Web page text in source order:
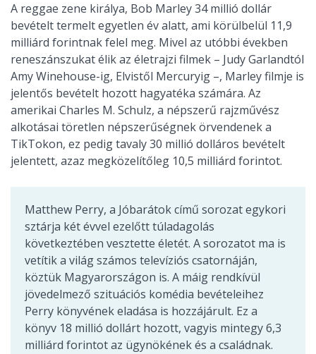
A reggae zene királya, Bob Marley 34 millió dollár
bevételt termelt egyetlen év alatt, ami körülbelül 11,9
milliárd forintnak felel meg. Mivel az utóbbi években
reneszánszukat élik az életrajzi filmek – Judy Garlandtól
Amy Winehouse-ig, Elvistől Mercuryig –, Marley filmje is
jelentős bevételt hozott hagyatéka számára. Az
amerikai Charles M. Schulz, a népszerű rajzművész
alkotásai töretlen népszerűségnek örvendenek a
TikTokon, ez pedig tavaly 30 millió dolláros bevételt
jelentett, azaz megközelítőleg 10,5 milliárd forintot.
Matthew Perry, a Jóbarátok című sorozat egykori
sztárja két évvel ezelőtt túladagolás
következtében vesztette életét. A sorozatot ma is
vetítik a világ számos televíziós csatornáján,
köztük Magyarországon is. A máig rendkívül
jövedelmező szituációs komédia bevételeihez
Perry könyvének eladása is hozzájárult. Ez a
könyv 18 millió dollárt hozott, vagyis mintegy 6,3
milliárd forintot az ügynökének és a családnak.